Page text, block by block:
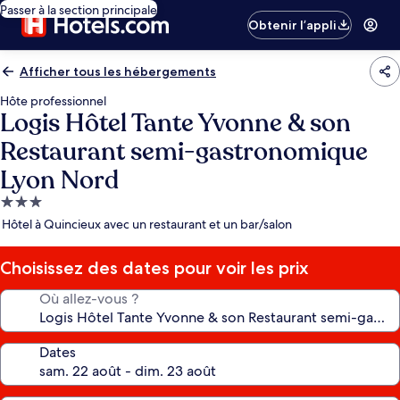
Passer à la section principale
Obtenir l’appli
Afficher tous les hébergements
Hôte professionnel
Logis Hôtel Tante Yvonne & son
Restaurant semi-gastronomique
Lyon Nord
Hébergement
3.0 étoiles
Hôtel à Quincieux avec un restaurant et un bar/salon
Choisissez des dates pour voir les prix
Où allez-vous ?
Dates